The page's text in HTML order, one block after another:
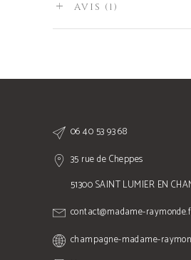
AVIS (1)
06 40 53 93 68
35 rue de Cheppes
51300 SAINT LUMIER EN
contact@madame-
champagne-madame-